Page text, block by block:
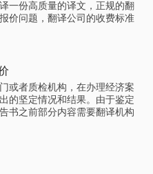
一份高质量的译文，正规的翻
价问题，翻译公司的收费标准
或者质检机构，在办理经济案
的坚定情况和结果。由于鉴定
书之前部分内容需要翻译机构